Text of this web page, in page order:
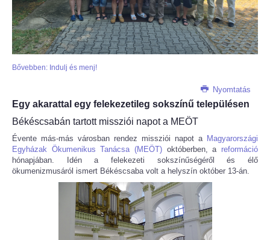
Bővebben: Indulj és menj!
Nyomtatás
Egy akarattal egy felekezetileg sokszínű településen
Békéscsabán tartott missziói napot a MEÖT
Évente más-más városban rendez missziói napot a Magyarországi
Egyházak Ökumenikus Tanácsa (MEÖT) októberben, a reformáció
hónapjában. Idén a felekezeti sokszínűségéről és élő
ökumenizmusáról ismert Békéscsaba volt a helyszín október 13-án.